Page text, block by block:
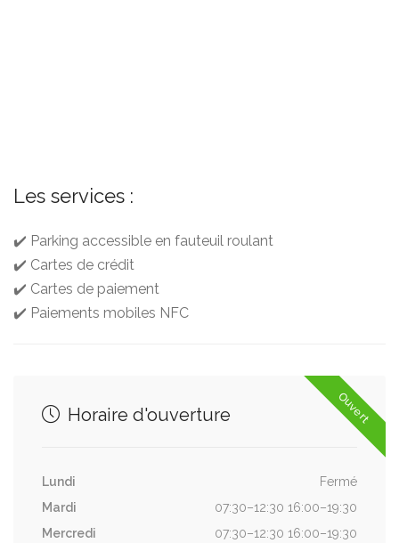
Les services :
✔️ Parking accessible en fauteuil roulant
✔️ Cartes de crédit
✔️ Cartes de paiement
✔️ Paiements mobiles NFC
Ouvert
Horaire d'ouverture
Lundi
Fermé
Mardi
07:30–12:30 16:00–19:30
Mercredi
07:30–12:30 16:00–19:30